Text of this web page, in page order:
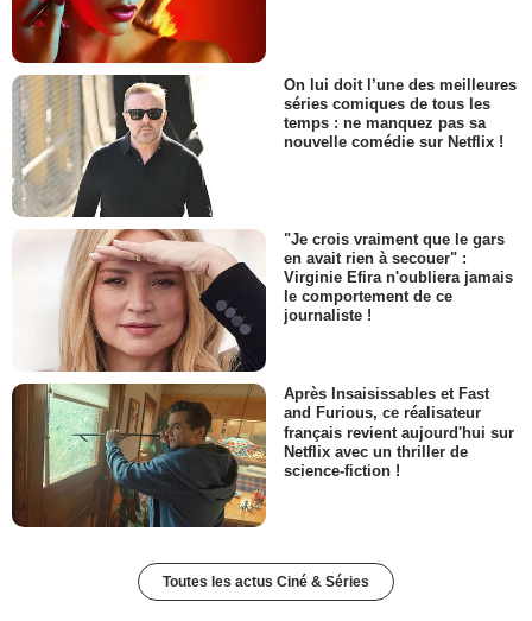
On lui doit l’une des meilleures
séries comiques de tous les
temps : ne manquez pas sa
nouvelle comédie sur Netflix !
"Je crois vraiment que le gars
en avait rien à secouer" :
Virginie Efira n'oubliera jamais
le comportement de ce
journaliste !
Après Insaisissables et Fast
and Furious, ce réalisateur
français revient aujourd'hui sur
Netflix avec un thriller de
science-fiction !
Toutes les actus Ciné & Séries